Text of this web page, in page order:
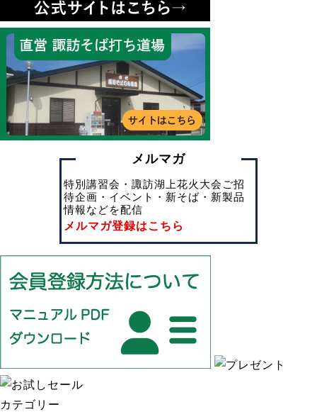
メルマガ
特別講習会・諏訪湖上花火大会ご招
待企画・イベント・新そば・新製品
情報などを配信
メルマガ登録はこちら
カテゴリー